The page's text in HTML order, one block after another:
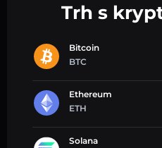
Trh s
Bitcoin
BTC
Ethereum
ETH
Solana